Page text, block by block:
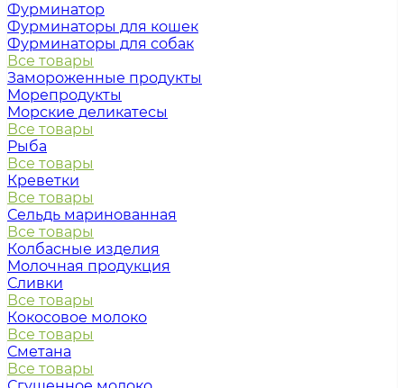
Фурминатор
Фурминаторы для кошек
Фурминаторы для собак
Все товары
Замороженные продукты
Морепродукты
Морские деликатесы
Все товары
Рыба
Все товары
Креветки
Все товары
Сельдь маринованная
Все товары
Колбасные изделия
Молочная продукция
Сливки
Все товары
Кокосовое молоко
Все товары
Сметана
Все товары